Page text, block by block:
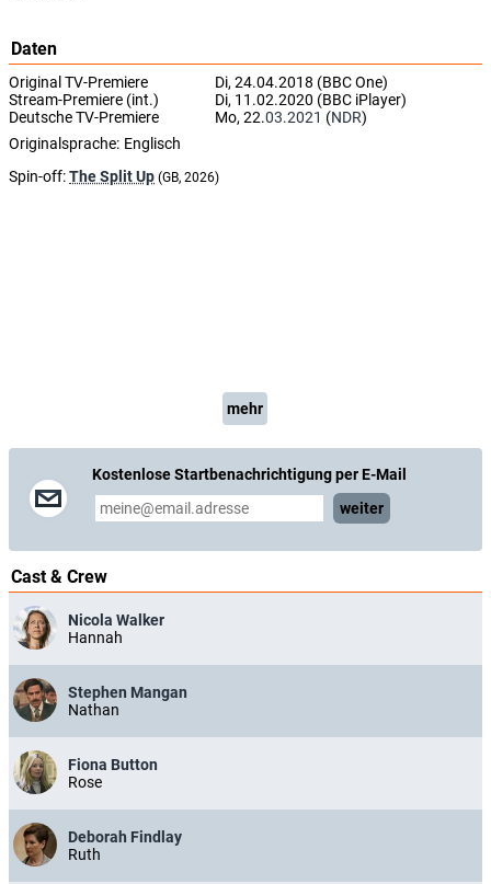
Daten
Original TV-Premiere
Di, 24.04.2018 (BBC One)
Stream-Premiere (int.)
Di, 11.02.2020 (BBC iPlayer)
Deutsche TV-Premiere
Mo, 22.03.2021 (NDR)
Originalsprache: Englisch
Spin-off:The Split Up (GB, 2026)
mehr
Kostenlose Startbenachrichtigung per E-Mail
weiter
Cast & Crew
Nicola Walker
Hannah
Stephen Mangan
Nathan
Fiona Button
Rose
Deborah Findlay
Ruth